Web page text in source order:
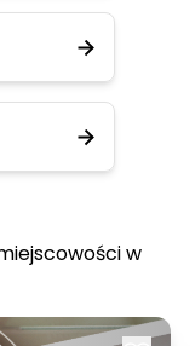
w